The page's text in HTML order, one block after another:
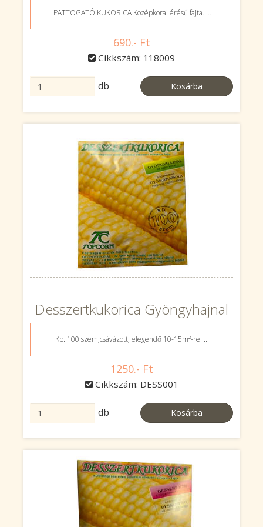
PATTOGATÓ KUKORICA Középkorai érésű fajta. ...
690.- Ft
Cikkszám: 118009
db Kosárba
Desszertkukorica Gyöngyhajnal
Kb. 100 szem,csávázott, elegendő 10-15m²-re. ...
1250.- Ft
Cikkszám: DESS001
db Kosárba